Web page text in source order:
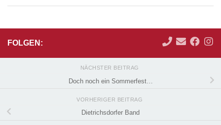
FOLGEN:
NÄCHSTER BEITRAG
Doch noch ein Sommerfest…
VORHERIGER BEITRAG
Dietrichsdorfer Band